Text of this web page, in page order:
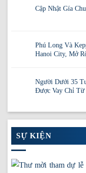
Cập Nhật Gía
Phú Long Và
Hanoi City, Mở
Người Dưới 35
Được Vay Chỉ Từ
SỰ KIỆN